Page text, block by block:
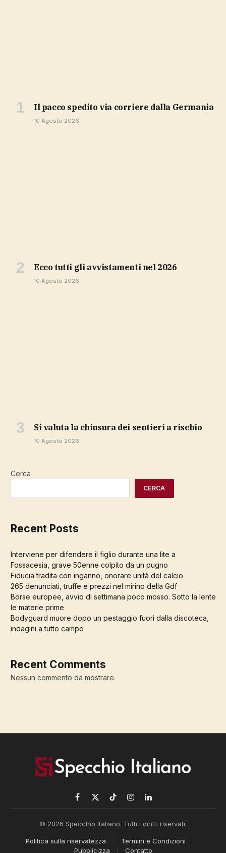
il pacco spedito via corriere dalla Germania
10 Agosto 2026
ecco tutti gli avvistamenti nel 2026
10 Agosto 2026
si valuta la chiusura dei sentieri a rischio
10 Agosto 2026
Cerca
CERCA
Recent Posts
Interviene per difendere il figlio durante una lite a
Fossacesia, grave 50enne colpito da un pugno
Fiducia tradita con inganno, onorare unità del calcio
265 denunciati, truffe e prezzi nel mirino della Gdf
Borse europee, avvio di settimana poco mosso. Sotto la lente
le materie prime
Bodyguard muore dopo un pestaggio fuori dalla discoteca,
indagini a tutto campo
Recent Comments
Nessun commento da mostrare.
Facebook
X
TikTokInstagramLinkedIn
© 2026 Specchio Italiano. Tutti i diritti riservati.
Politica sulla riservatezza
Termini e Condizioni
Pubblicizza
Contatto